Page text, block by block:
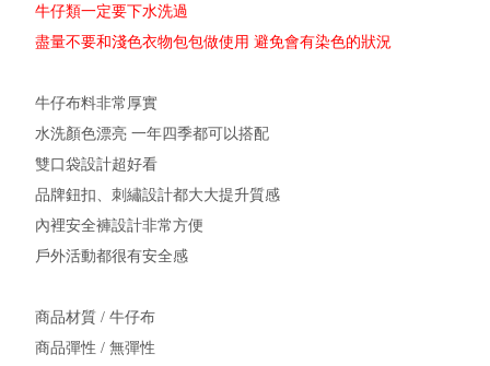
牛仔類一定要下水洗過
盡量不要和淺色衣物包包做使用 避免會有染色的狀況
牛仔布料非常厚實
水洗顏色漂亮 一年四季都可以搭配
雙口袋設計超好看
品牌鈕扣、刺繡設計都大大提升質感
內裡安全褲設計非常方便
戶外活動都很有安全感
商品材質 / 牛仔布
商品彈性 / 無彈性